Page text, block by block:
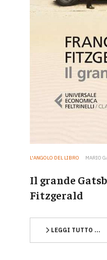
L'ANGOLO DEL LIBRO MARIO
Il grande
Fitzgerald
LEGGI TUTTO …